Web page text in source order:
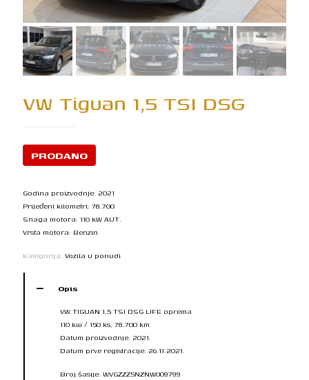
VW Tiguan 1,5 TSI DSG
PRODANO
Godina proizvodnje: 2021
Prijeđeni kilometri: 78.700
Snaga motora: 110 kW AUT.
Vrsta motora: Benzin
Kategorija: Vozila u ponudi
Opis
VW TIGUAN 1,5 TSI DSG LIFE oprema
110 kw / 150 ks, 78.700 km
Datum proizvodnje: 2021.
Datum prve registracije: 26.11.2021.
Broj šasije: WVGZZZ5NZNW009799